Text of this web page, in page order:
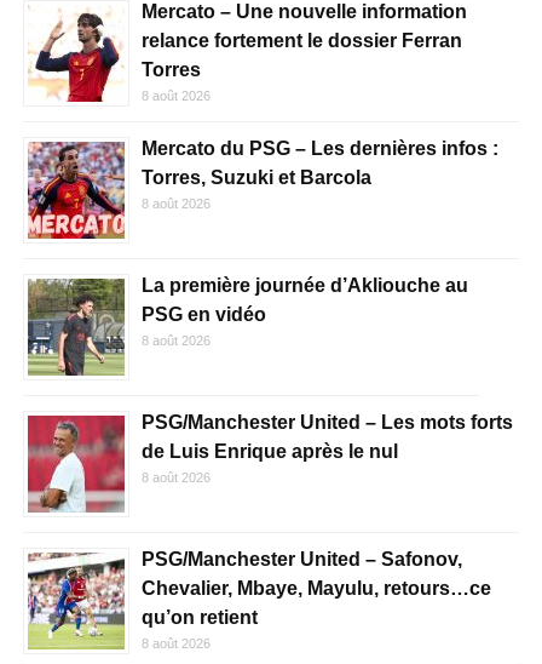
Mercato – Une nouvelle information
relance fortement le dossier Ferran
Torres
8 août 2026
Mercato du PSG – Les dernières infos :
Torres, Suzuki et Barcola
8 août 2026
La première journée d’Akliouche au
PSG en vidéo
8 août 2026
PSG/Manchester United – Les mots forts
de Luis Enrique après le nul
8 août 2026
PSG/Manchester United – Safonov,
Chevalier, Mbaye, Mayulu, retours…ce
qu’on retient
8 août 2026